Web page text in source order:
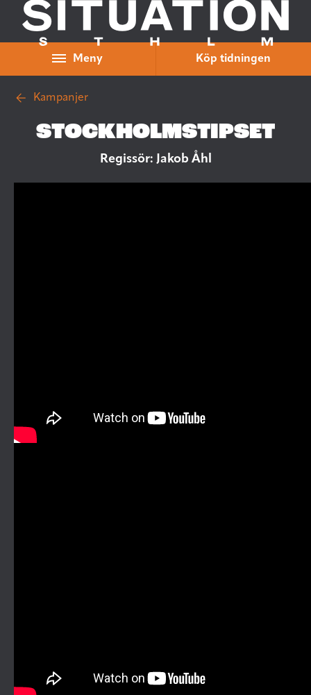
Hoppa till innehåll
Meny Köp tidningen
STOCKHOLMSTIPSET
Regissör: Jakob Åhl
Kampanjer